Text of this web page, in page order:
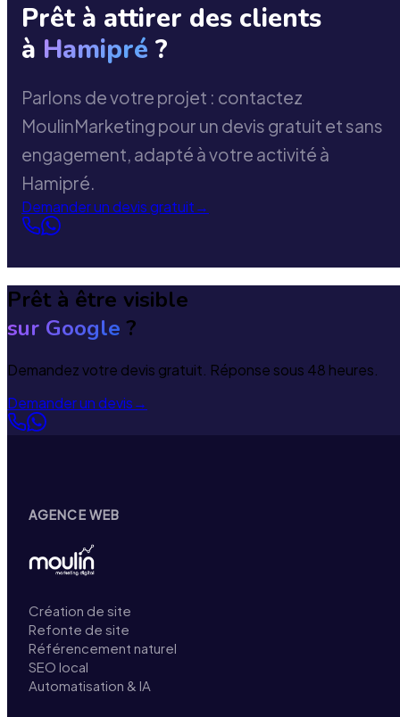
Prêt à attirer des clients
à Hamipré ?
Parlons de votre projet : contactez
MoulinMarketing pour un devis gratuit et sans
engagement, adapté à votre activité à
Hamipré.
Demander un devis gratuit→
Prêt à être visible
sur Google ?
Demandez votre devis gratuit. Réponse sous 48 heures.
Demander un devis→
AGENCE WEB
Création de site
Refonte de site
Référencement naturel
SEO local
Automatisation & IA